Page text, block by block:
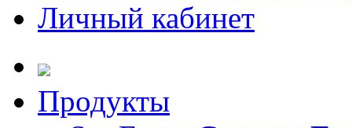
Личный кабинет
Продукты